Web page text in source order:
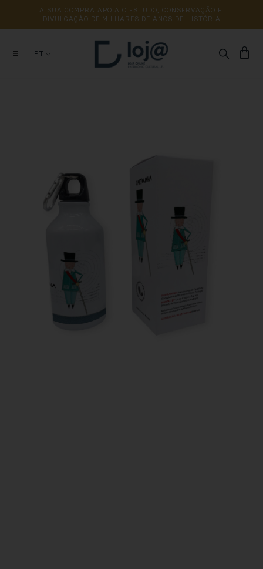
A SUA COMPRA APOIA O ESTUDO, CONSERVAÇÃO E
DIVULGAÇÃO DE MILHARES DE ANOS DE HISTÓRIA
PT